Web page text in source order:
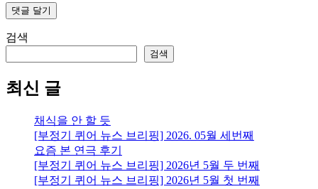
검색
검색
최신 글
채식을 안 할 듯
[부정기 퀴어 뉴스 브리핑] 2026. 05월 세번째
요즘 본 연극 후기
[부정기 퀴어 뉴스 브리핑] 2026년 5월 두 번째
[부정기 퀴어 뉴스 브리핑] 2026년 5월 첫 번째